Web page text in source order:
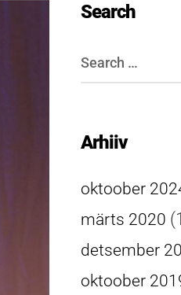
Search
Arhiiv
oktoober
märts 2020
detsember
oktoober